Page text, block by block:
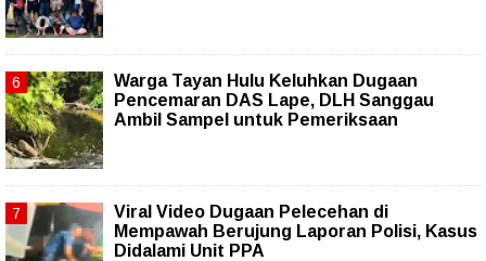
Warga Tayan Hulu Keluhkan Dugaan
Pencemaran DAS Lape, DLH Sanggau
Ambil Sampel untuk Pemeriksaan
Viral Video Dugaan Pelecehan di
Mempawah Berujung Laporan Polisi, Kasus
Didalami Unit PPA